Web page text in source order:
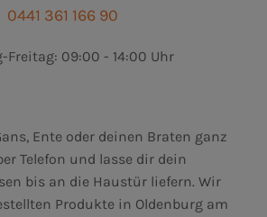
0441 361 166 90
Freitag: 09:00 - 14:00 Uhr
Ente oder deinen Braten ganz
Telefon und lasse dir dein
bis an die Haustür liefern. Wir
Produkte in Oldenburg am